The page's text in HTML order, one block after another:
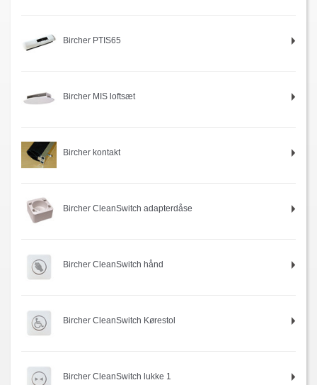
Bircher PTIS65
Bircher MIS loftsæt
Bircher kontakt
Bircher CleanSwitch adapterdåse
Bircher CleanSwitch hånd
Bircher CleanSwitch Kørestol
Bircher CleanSwitch lukke 1